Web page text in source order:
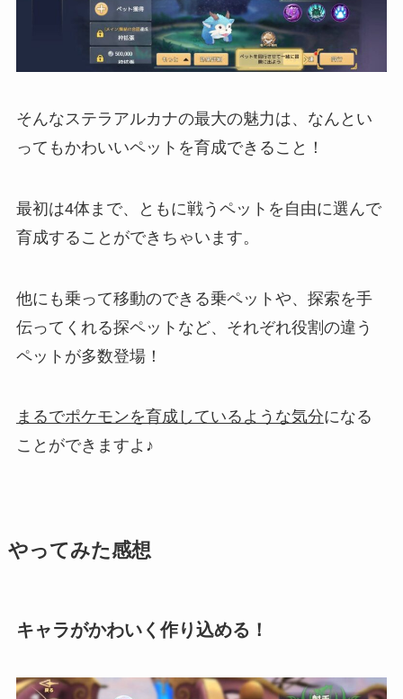
そんなステラアルカナの最大の魅力は、なんとい
っても かわいいペットを育成できる こと！
最初は4体まで、
ともに戦うペットを自由に選んで
育成することができちゃいます。
他にも乗って移動のできる乗ペットや、探索を手
伝ってくれる探ペットなど、それぞれ役割の違う
ペットが多数登場！
まるでポケモンを育成しているような気分になる
ことができますよ♪
やってみた感想
キャラがかわいく作り込める！